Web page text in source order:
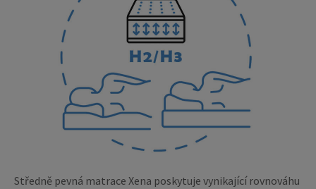
Středně pevná matrace Xena poskytuje vynikající rovnováhu